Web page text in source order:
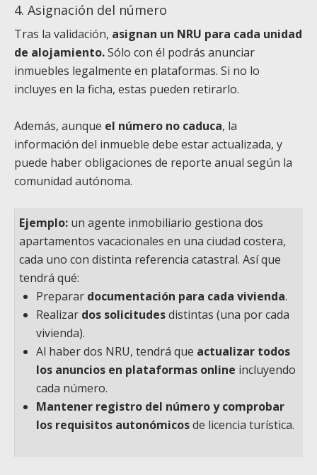
4. Asignación del número
Tras la validación, asignan un NRU para cada unidad
de alojamiento.Sólo con él podrás anunciar
inmuebles legalmente en plataformas. Si no lo
incluyes en la ficha, estas pueden retirarlo.
Además, aunque el número no caduca, la
información del inmueble debe estar actualizada, y
puede haber obligaciones de reporte anual según la
comunidad autónoma.
Ejemplo: un agente inmobiliario gestiona dos
apartamentos vacacionales en una ciudad costera,
cada uno con distinta referencia catastral. Así que
tendrá qué:
Preparar documentación para cada vivienda.
Realizar dos solicitudesdistintas (una por cada
vivienda).
Al haber dos NRU, tendrá que actualizar todos
los anuncios en plataformas online incluyendo
cada número.
Mantener registro del número y comprobar
los requisitos autonómicosde licencia turística.